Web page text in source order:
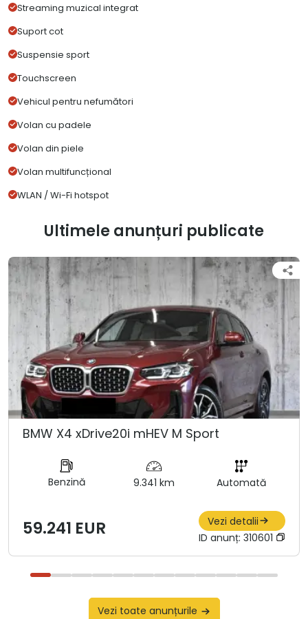
Streaming muzical integrat
Suport cot
Suspensie sport
Touchscreen
Vehicul pentru nefumători
Volan cu padele
Volan din piele
Volan multifuncțional
WLAN / Wi-Fi hotspot
Ultimele anunțuri publicate
BMW X4 xDrive20i mHEV M Sport
Benzină 9.341 km Automată
59.241 EUR
Vezi detalii
ID anunț: 310601
Vezi toate anunțurile